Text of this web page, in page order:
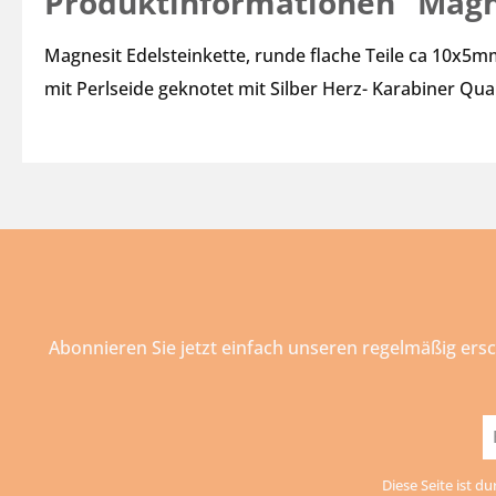
Magnesit Edelsteinkette, runde flache Teile ca
mit Perlseide geknotet mit Silber Herz- Karabiner
Abonnieren Sie jetzt einfach unseren regelmäßig
E-
Diese Seite ist